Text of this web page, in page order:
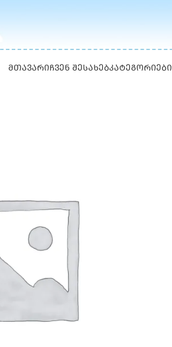
ᲛᲗᲐᲕᲐᲠᲘᲩᲕᲔᲜ ᲨᲔᲡᲐᲮᲔᲑᲙᲐᲢᲔᲒᲝᲠᲘᲔᲑᲘ